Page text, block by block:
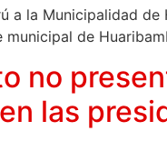
a la Municipalidad
de
no
las